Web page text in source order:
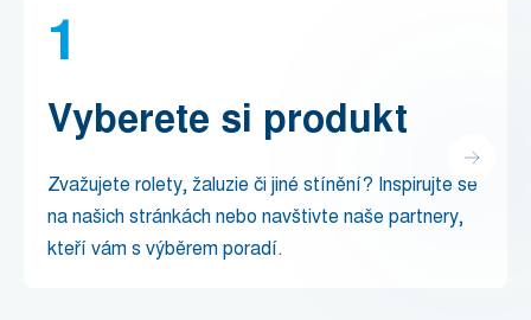
1
Vyberete si produkt
Zvažujete rolety, žaluzie či jiné stínění? Inspirujte se
na našich stránkách nebo navštivte naše partnery,
kteří vám s výběrem poradí.